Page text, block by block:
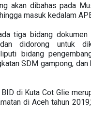
akan dibahas pada
masuk kedalam
tiga bidang dokumen
didorong untuk
bidang
SDM gampong,
di Kuta Cot Glie
di Aceh tahun